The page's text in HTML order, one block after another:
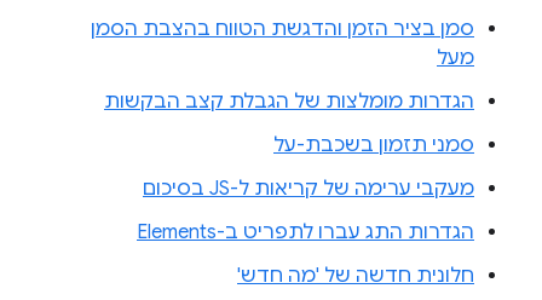
סמן בציר הזמן והדגשת הטווח בהצבת הסמן
מעל
הגדרות מומלצות של הגבלת קצב הבקשות
סמני תזמון בשכבת-על
מעקבי ערימה של קריאות ל-JS בסיכום
הגדרות התג עברו לתפריט ב-Elements
חלונית חדשה של 'מה חדש'